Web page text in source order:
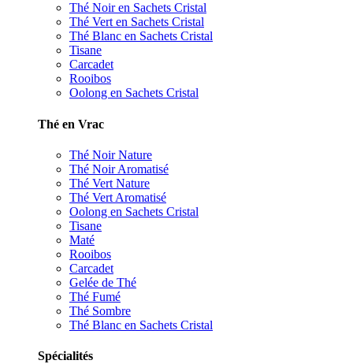
Thé Noir en Sachets Cristal
Thé Vert en Sachets Cristal
Thé Blanc en Sachets Cristal
Tisane
Carcadet
Rooibos
Oolong en Sachets Cristal
Thé en Vrac
Thé Noir Nature
Thé Noir Aromatisé
Thé Vert Nature
Thé Vert Aromatisé
Oolong en Sachets Cristal
Tisane
Maté
Rooibos
Carcadet
Gelée de Thé
Thé Fumé
Thé Sombre
Thé Blanc en Sachets Cristal
Spécialités